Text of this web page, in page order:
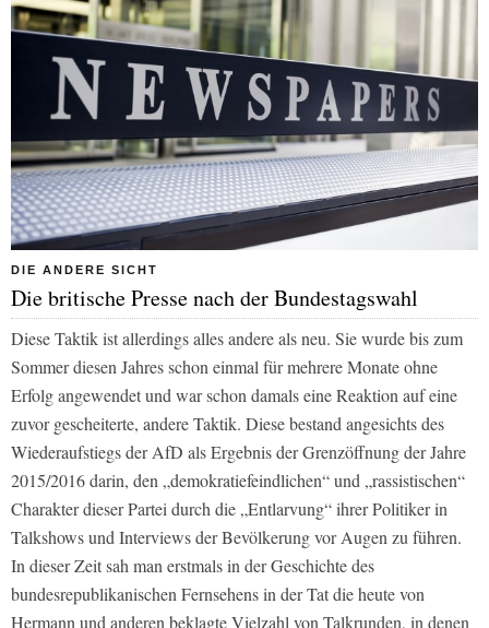
DIE ANDERE SICHT
Die britische Presse nach der Bundestagswahl
Diese Taktik ist allerdings alles andere als neu. Sie wurde bis zum
Sommer diesen Jahres schon einmal für mehrere Monate ohne
Erfolg angewendet und war schon damals eine Reaktion auf eine
zuvor gescheiterte, andere Taktik. Diese bestand angesichts des
Wiederaufstiegs der AfD als Ergebnis der Grenzöffnung der Jahre
2015/2016 darin, den „demokratiefeindlichen“ und „rassistischen“
Charakter dieser Partei durch die „Entlarvung“ ihrer Politiker in
Talkshows und Interviews der Bevölkerung vor Augen zu führen.
In dieser Zeit sah man erstmals in der Geschichte des
bundesrepublikanischen Fernsehens in der Tat die heute von
Hermann und anderen beklagte Vielzahl von Talkrunden, in denen